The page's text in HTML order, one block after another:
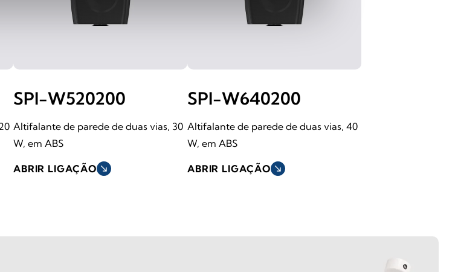
SPI-W520200
Altifalante de parede de duas vias, 30
W, em ABS
ABRIR LIGAÇÃO south_east
SPI-W640200
Altifalante de parede de duas vias, 40
W, em ABS
ABRIR LIGAÇÃO south_east